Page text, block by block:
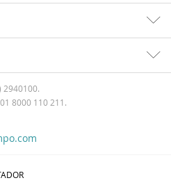
2940100.
8000 110 211.